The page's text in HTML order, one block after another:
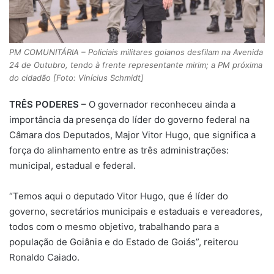
PM COMUNITÁRIA – Policiais militares goianos desfilam na Avenida
24 de Outubro, tendo à frente representante mirim; a PM próxima
do cidadão [Foto: Vinícius Schmidt]
TRÊS PODERES – O governador reconheceu ainda a
importância da presença do líder do governo federal na
Câmara dos Deputados, Major Vitor Hugo, que significa a
força do alinhamento entre as três administrações:
municipal, estadual e federal.
“Temos aqui o deputado Vitor Hugo, que é líder do
governo, secretários municipais e estaduais e vereadores,
todos com o mesmo objetivo, trabalhando para a
população de Goiânia e do Estado de Goiás”, reiterou
Ronaldo Caiado.